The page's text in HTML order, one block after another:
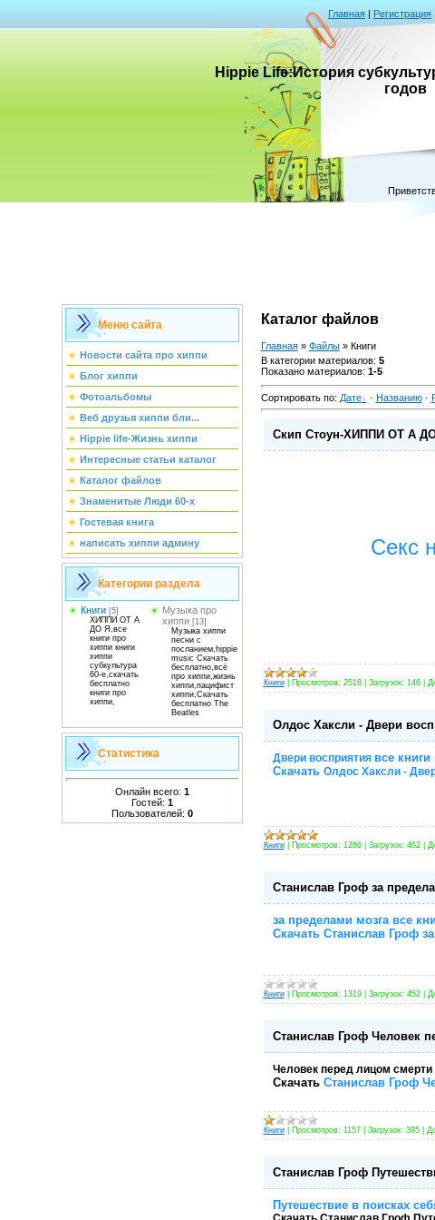
Главная | Регистрация
Hippie Life:История
годов
Меню сайта
Новости сайта про хиппи
Блог хиппи
Фотоальбомы
Веб друзья хиппи бли...
Hippie life-Жизнь хиппи
Интересные статьи каталог
Каталог файлов
Знаменитые Люди 60-х
Гостевая книга
написать хиппи админу
Категории раздела
Книги [5]
ХИППИ ОТ А
ДО Я,все
книги про
хиппи книги
хиппи
субкультура
60-е,скачать
бесплатно
книги про
хиппи,
Музыка про
хиппи [13]
Музыка хиппи
песни с
посланием,hippie
music Скачать
бесплатно,всё
про хиппи,жизнь
хиппи,пацифист
хиппи,Скачать
бесплатно The
Beatles
Статистика
Онлайн всего: 1
Гостей: 1
Пользователей: 0
Каталог файлов
Главная» Файлы» Книги
В категории материалов: 5
Показано материалов: 1-5
Сортировать по: Дате · Названию·
Скип Стоун-ХИППИ ОТ А
Секс
Книги| Просмотров: 2518| Загрузок: 146|
Олдос Хаксли - Двери
Двери восприятия все
Скачать Олдос Хаксли -
Книги| Просмотров: 1286| Загрузок: 462|
Станислав Гроф за
за пределами мозгавсе
Скачать Станислав Гроф
Книги| Просмотров: 1319| Загрузок: 452|
Станислав Гроф Человек
Человек перед лицом смерти
Скачать Станислав Гроф
Книги| Просмотров: 1157| Загрузок: 395|
Станислав Гроф
Путешествие в поисках